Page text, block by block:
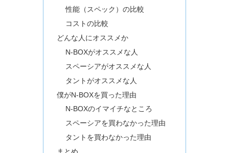
性能（スペック）の比較
コストの比較
どんな人にオススメか
N-BOXがオススメな人
スペーシアがオススメな人
タントがオススメな人
僕がN-BOXを買った理由
N-BOXのイマイチなところ
スペーシアを買わなかった理由
タントを買わなかった理由